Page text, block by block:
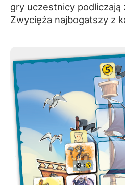
gry uczestnicy podliczają
Zwycięża najbogatszy z